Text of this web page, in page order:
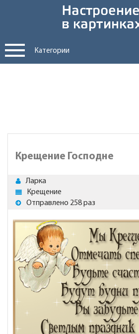
Категории
Крещение Господне
Ларка
Крещение
Отправлено 258 раз